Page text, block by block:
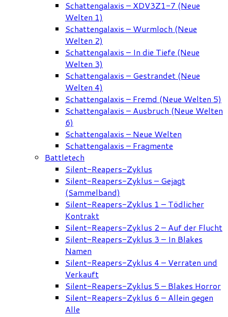
Schattengalaxis – XDV3Z1-7 (Neue
Welten 1)
Schattengalaxis – Wurmloch (Neue
Welten 2)
Schattengalaxis – In die Tiefe (Neue
Welten 3)
Schattengalaxis – Gestrandet (Neue
Welten 4)
Schattengalaxis – Fremd (Neue Welten 5)
Schattengalaxis – Ausbruch (Neue Welten
6)
Schattengalaxis – Neue Welten
Schattengalaxis – Fragmente
Battletech
Silent-Reapers-Zyklus
Silent-Reapers-Zyklus – Gejagt
(Sammelband)
Silent-Reapers-Zyklus 1 – Tödlicher
Kontrakt
Silent-Reapers-Zyklus 2 – Auf der Flucht
Silent-Reapers-Zyklus 3 – In Blakes
Namen
Silent-Reapers-Zyklus 4 – Verraten und
Verkauft
Silent-Reapers-Zyklus 5 – Blakes Horror
Silent-Reapers-Zyklus 6 – Allein gegen
Alle